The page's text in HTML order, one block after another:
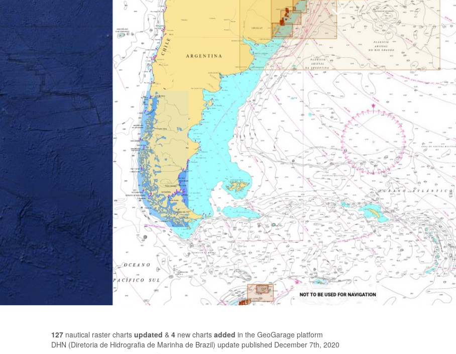
127 nautical raster charts updated & 4 new charts added in the GeoGarage platform
DHN (Diretoria de Hidrografia de Marinha de Brazil) update published December 7th, 2020